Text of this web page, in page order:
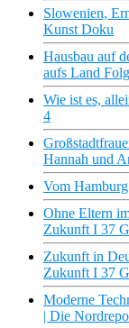
Slowenien,
Kunst Doku
Hausbau auf
aufs Land
Wie ist es,
4
Hannah und
Vom
Ohne Eltern
Zukunft I 37
Zukunft in
Zukunft I 37
Moderne
| Die